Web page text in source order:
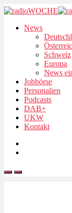
News
Schweiz
Europa
News
Jobbörse
Personalien
Podcasts
DAB+
UKW
Kontakt